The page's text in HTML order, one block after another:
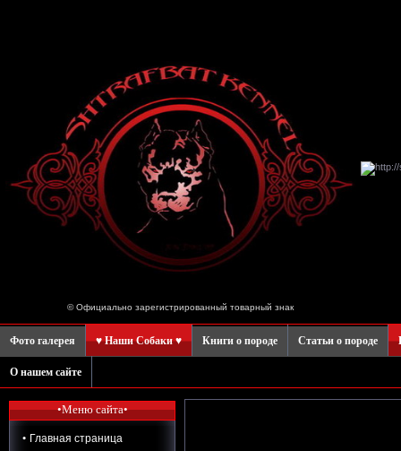
© Официально зарегистрированный товарный знак
Фото галерея ♥ Наши Собаки ♥ Книги о породе Статьи о породе
О нашем сайте
•Меню сайта•
• Главная страница